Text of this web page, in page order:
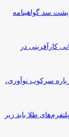
سد گواهینامه
کارآفرینی در
سرکوب نوآوری،
طلا باید زیر